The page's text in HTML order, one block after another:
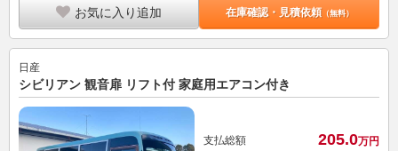
お気に入り追加 在庫確認・見積依頼（無料）
日産
シビリアン 観音扉 リフト付 家庭用エアコン付き
支払総額 205.0万円